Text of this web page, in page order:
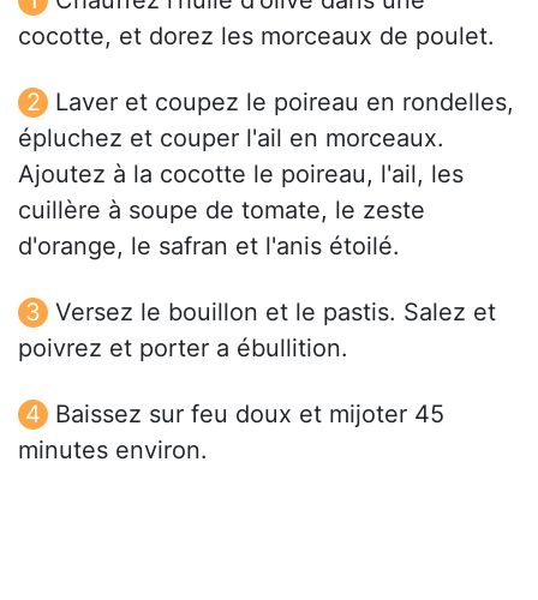
cocotte, et dorez les morceaux de poulet.
Laver et coupez le poireau en rondelles,
épluchez et couper l'ail en morceaux.
Ajoutez à la cocotte le poireau, l'ail, les
cuillère à soupe de tomate, le zeste
d'orange, le safran et l'anis étoilé.
Versez le bouillon et le pastis. Salez et
poivrez et porter a ébullition.
Baissez sur feu doux et mijoter 45
minutes environ.